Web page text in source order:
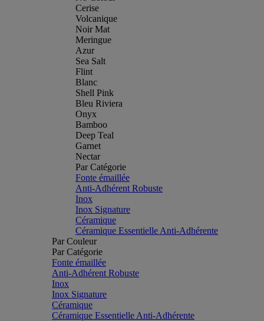
Cerise
Volcanique
Noir Mat
Meringue
Azur
Sea Salt
Flint
Blanc
Shell Pink
Bleu Riviera
Onyx
Bamboo
Deep Teal
Garnet
Nectar
Par Catégorie
Fonte émaillée
Anti-Adhérent Robuste
Inox
Inox Signature
Céramique
Céramique Essentielle Anti-Adhérente
Par Couleur
Par Catégorie
Fonte émaillée
Anti-Adhérent Robuste
Inox
Inox Signature
Céramique
Céramique Essentielle Anti-Adhérente